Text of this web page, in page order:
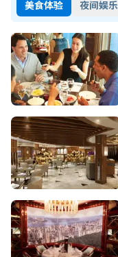
美食体验 夜间娱乐